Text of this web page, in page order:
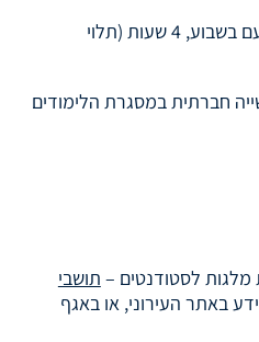
פועלים כפעם בשבוע, 4 שעות (תלוי
חברתית במסגרת הלימודים
מלגות לסטודנטים – תושבי
באתר העירוני, או באגף